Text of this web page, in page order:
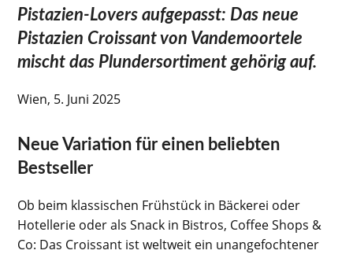
Pistazien-Lovers aufgepasst: Das neue
Pistazien Croissant von Vandemoortele
mischt das Plundersortiment gehörig auf.
Wien, 5. Juni 2025
Neue Variation für einen beliebten
Bestseller
Ob beim klassischen Frühstück in Bäckerei oder
Hotellerie oder als Snack in Bistros, Coffee Shops &
Co: Das Croissant ist weltweit ein unangefochtener